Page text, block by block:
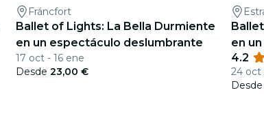
Fráncfort
Ballet of Lights: La Bella Durmiente
en un espectáculo deslumbrante
17 oct - 16 ene
Desde 23,00 €
en
4.2
24 oct